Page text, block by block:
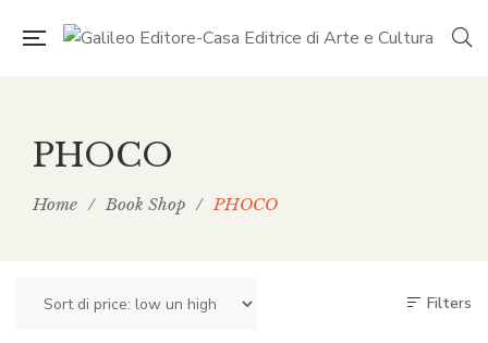
PHOCO
Home / Book Shop / PHOCO
Filters